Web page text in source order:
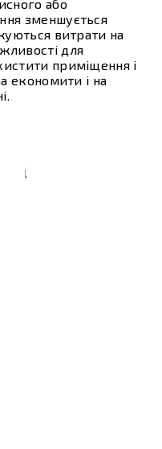
або
зменшується
витрати на
для
приміщення і
економити і на